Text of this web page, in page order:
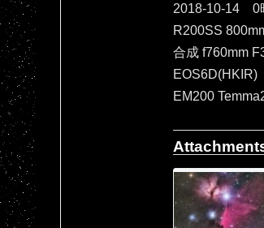
2018-10-14 0
R200SS
合成 f760mm
EM200